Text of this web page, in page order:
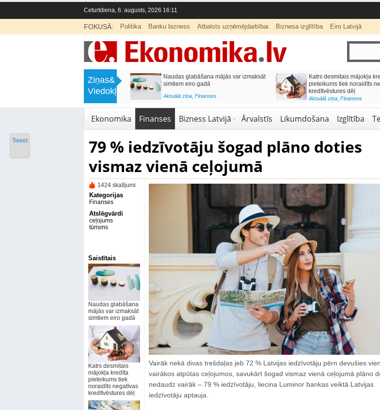
Ceturtdiena, 6. augusts, 2026 16:11
FOKUSĀ: Politika Banku bizness Atbalsts uzņēmējdarbībai Biznesa izglītība Eiro Latvijā
Ziņas&
Viedokļi
Septiņos mēnešos Vivi vilcienos
pārvadāti 12 miljoni pasažieru; jūlijā
Naudas glabāšana mājās var izmaksāt
simtiem eiro gadā
Aktuālā ziņa,Finanses
Katrs desmitais mājokļa
pieteikums tiek noraidīts
kredītvēstures dēļ
Aktuālā ziņa,Finanses
Ekonomika Finanses Bizness Latvijā Ārvalstīs Likumdošana Izglītība
79 % iedzīvotāju šogad plāno doties
vismaz vienā ceļojumā
1424 skatījumi
Kategorijas
Finanses
Atslēgvārdi
ceļojums
tūrisms
Saistītais
Naudas glabāšana
mājās var izmaksāt
simtiem eiro gadā
Katrs desmitais
mājokļa kredīta
pieteikums tiek
noraidīts negatīvas
kredītvēstures dēļ
Vairāk nekā divas trešdaļas jeb 72 % Latvijas iedzīvotāju pērn devušies
vairākos atpūtas ceļojumos, savukārt šogad vismaz vienā ceļojumā plāno
nedaudz vairāk – 79 % iedzīvotāju, liecina Luminor bankas veiktā Latvijas
iedzīvotāju aptauja.
Tweet